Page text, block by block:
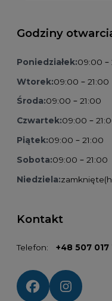
Godziny
Poniedziałek:09:00 –
Wtorek:09:00 – 21:00
Środa:09:00 – 21:00
Czwartek:09:00 –
Piątek:09:00 – 21:00
Sobota:09:00 – 21:00
Niedziela:zamknięte
Kontakt
Telefon: +48 507 017
Social media: